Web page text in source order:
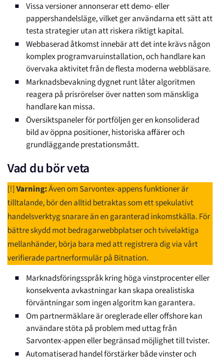
Vissa versioner annonserar ett demo- eller
pappershandelsläge, vilket ger användarna ett sätt att
testa strategier utan att riskera riktigt kapital.
Webbaserad åtkomst innebär att det inte krävs någon
komplex programvaruinstallation, och handlare kan
övervaka aktivitet från de flesta moderna webbläsare.
Marknadsbevakning dygnet runt låter algoritmen
reagera på prisrörelser över natten som mänskliga
handlare kan missa.
Översiktspaneler för portföljen ger en konsoliderad
bild av öppna positioner, historiska affärer och
grundläggande prestationsmått.
Vad du bör veta
[!]Varning:Även om Sarvontex-appens funktioner är
tilltalande, bör den alltid betraktas som ett spekulativt
handelsverktyg snarare än en garanterad inkomstkälla. För
bättre skydd mot bedragarwebbplatser och tvivelaktiga
mellanhänder, börja bara med att registrera dig via vårt
verifierade partnerformulär på Bitnation.
Marknadsföringsspråk kring höga vinstprocenter eller
konsekventa avkastningar kan skapa orealistiska
förväntningar som ingen algoritm kan garantera.
Om partnermäklare är oreglerade eller offshore kan
användare stöta på problem med uttag från
Sarvontex-appen eller begränsad möjlighet till tvister.
Automatiserad handel förstärker både vinster och